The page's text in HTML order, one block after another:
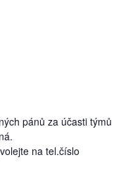
pánů za účasti týmů
na tel.číslo